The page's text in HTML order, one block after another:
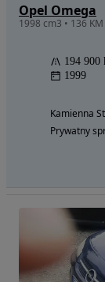
Opel Omega
1998 cm3 • 136
194 900
1999
Kamienna
Prywatny